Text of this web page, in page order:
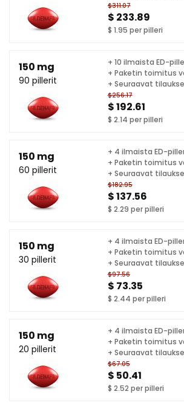
$311.07
$ 233.89
$ 1.95 per pilleri
150 mg
90 pillerit
$256.17
$ 192.61
$ 2.14 per pilleri
+ 10 ilmaista ED-
+ Paketin toimitus
+ Seuraavat
150 mg
60 pillerit
$182.95
$ 137.56
$ 2.29 per pilleri
+ 4 ilmaista ED-
+ Paketin toimitus
+ Seuraavat
150 mg
30 pillerit
$97.56
$ 73.35
$ 2.44 per pilleri
+ 4 ilmaista ED-
+ Paketin toimitus
+ Seuraavat
150 mg
20 pillerit
$67.05
$ 50.41
$ 2.52 per pilleri
+ 4 ilmaista ED-
+ Paketin toimitus
+ Seuraavat